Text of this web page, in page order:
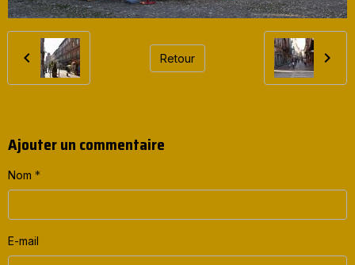
Retour
Ajouter un commentaire
Nom
E-mail